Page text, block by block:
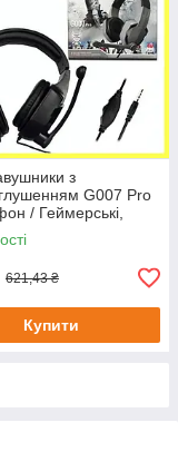
з
G007 Pro
/ Геймерські,
621,43 ₴
Купити